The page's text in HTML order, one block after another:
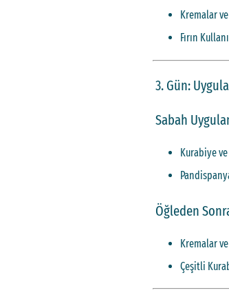
Kremalar
Fırın
3. Gün:
Sabah
Kurabiye ve
Öğleden
Kremalar
Çeşitli